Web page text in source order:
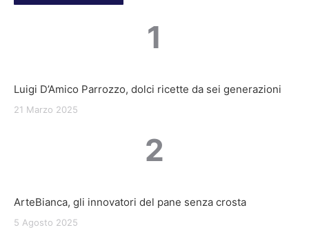
1
Luigi D’Amico Parrozzo, dolci ricette da sei generazioni
21 Marzo 2025
2
ArteBianca, gli innovatori del pane senza crosta
5 Agosto 2025